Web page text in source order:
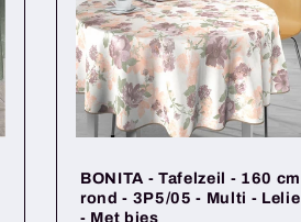
BONITA - Tafelzeil - 160 cm
rond - 3P5/05 - Multi - Lelie
- Met bies